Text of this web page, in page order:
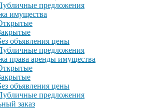
предложения
имущества
объявления цены
предложения
права аренды имущества
объявления цены
предложения
заказ